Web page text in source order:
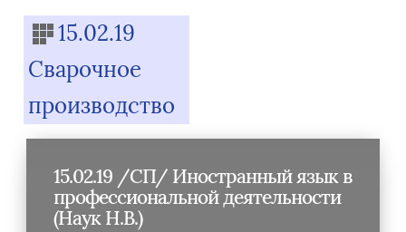
Блоки
15.02.19
Сварочное
производство
15.02.19 /СП/ Иностранный язык в
профессиональной деятельности
(Наук Н.В.)